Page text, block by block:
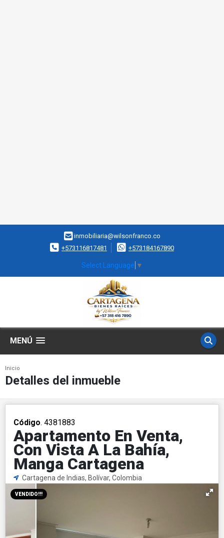
inmobiliaria@wilsonfranco.co
+573116817481
+573184167890
Select Language ▼
MENÚ
Inicio
Detalles del inmueble
Código. 4381883
Apartamento En Venta,
Con Vista A La Bahía,
Manga Cartagena
Cartagena de Indias, Bolívar, Colombia
VENDIDO!!!